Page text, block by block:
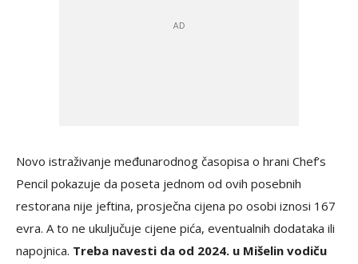
Novo istraživanje međunarodnog časopisa o hrani Chef’s
Pencil pokazuje da poseta jednom od ovih posebnih
restorana nije jeftina, prosječna cijena po osobi iznosi 167
evra. A to ne ukuljučuje cijene pića, eventualnih dodataka ili
napojnica. Treba navesti da od 2024. u Mišelin vodiču